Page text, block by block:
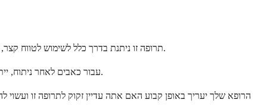
תרופה זו ניתנת בדרך כלל לשימוש לטווח קצר, בדרך כלל נע בין מספר ימים למספר שבועות. הרופא שלך יקבע את משך הזמן המתאים בהתבסס על המצב הספציפי שלך ועל מידת התגובה שלך לטיפול.
עבור כאבים לאחר ניתוח, ייתכן שתזדקק לו למשך שבוע עד שבועיים בזמן שאתה מחלים. עבור כאבים הקשורים לפציעה, משך הזמן תלוי בחומרת הפציעה שלך ובקצב ההחלמה שלך.
הרופא שלך יעריך באופן קבוע האם אתה עדיין זקוק לתרופה זו